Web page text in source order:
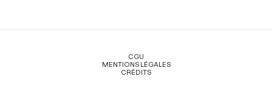
Légal
CGU
MENTIONS LÉGALES
CRÉDITS